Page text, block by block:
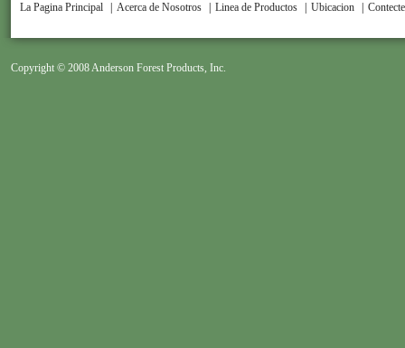
La Pagina Principal Acerca de Nosotros Linea de Productos Ubicacion
Copyright © 2008 Anderson Forest Products, Inc.